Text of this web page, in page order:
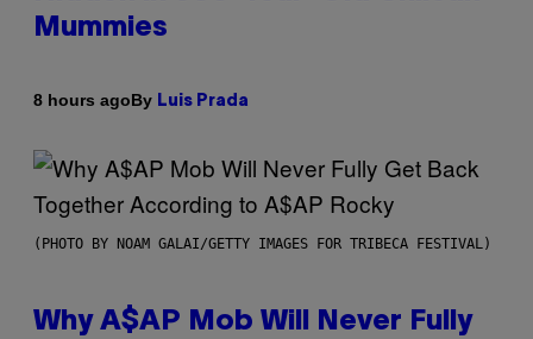
Mummies
8 hours agoBy Luis Prada
(PHOTO BY NOAM GALAI/GETTY IMAGES FOR TRIBECA FESTIVAL)
Why A$AP Mob Will Never Fully